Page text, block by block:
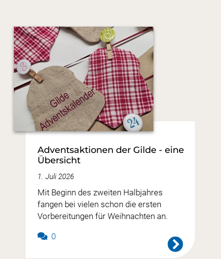
Adventsaktionen der Gilde - eine
Übersicht
1. Juli 2026
Mit Beginn des zweiten Halbjahres
fangen bei vielen schon die ersten
Vorbereitungen für Weihnachten an.
0